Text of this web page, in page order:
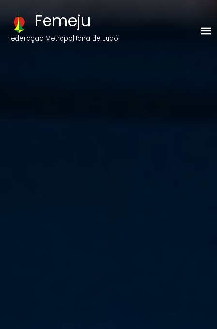
Femeju
Federação Metropolitana de Judô